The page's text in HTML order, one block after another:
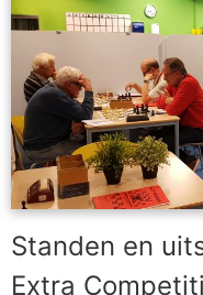
Standen en
Extra